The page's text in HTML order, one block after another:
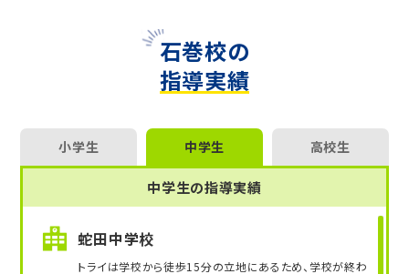
石巻校の
指導実績
小学生 中学生 高校生
中学生の指導実績
蛇田中学校
トライは学校から徒歩15分の立地にあるため、学校が終わ